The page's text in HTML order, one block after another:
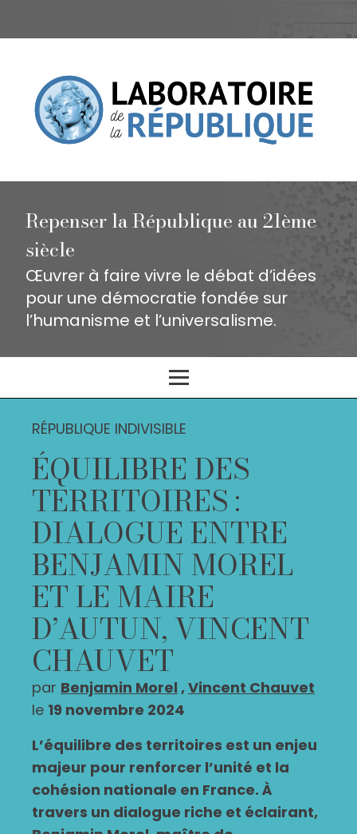
Repenser la République au 21ème
siècle
Œuvrer à faire vivre le débat d’idées
pour une démocratie fondée sur
l’humanisme et l’universalisme.
RÉPUBLIQUE INDIVISIBLE
ÉQUILIBRE DES
TERRITOIRES :
DIALOGUE ENTRE
BENJAMIN MOREL
ET LE MAIRE
D’AUTUN, VINCENT
CHAUVET
par Benjamin Morel ,Vincent Chauvet
le 19 novembre 2024
L’équilibre des territoires est un enjeu
majeur pour renforcer l’unité et la
cohésion nationale en France. À
travers un dialogue riche et éclairant,